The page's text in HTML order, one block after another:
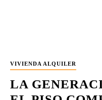
VIVIENDA ALQUILER
LA